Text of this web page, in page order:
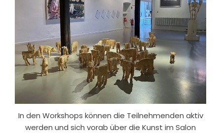
In den Workshops können die Teilnehmenden aktiv
werden und sich vorab über die Kunst im Salon